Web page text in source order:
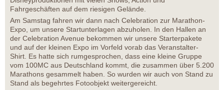
Fahrgeschäften auf dem riesigen Gelände.
Am Samstag fahren wir dann nach Celebration zur Marathon-
Expo, um unsere Startunterlagen abzuholen. In den Hallen an
der Celebration Avenue bekommen wir unsere Starterpakete
und auf der kleinen Expo im Vorfeld vorab das Veranstalter-
Shirt. Es hatte sich rumgesprochen, dass eine kleine Gruppe
vom 100MC aus Deutschland kommt, die zusammen über 5.200
Marathons gesammelt haben. So wurden wir auch von Stand zu
Stand als begehrtes Fotoobjekt weitergereicht.